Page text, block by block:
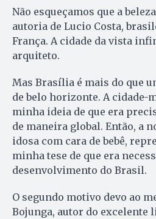
Não esqueçamos que a
autoria de Lucio Costa,
França. A cidade da vista
arquiteto.
Mas Brasília é mais do que
de belo horizonte. A cidade-
minha ideia de que era
de maneira global. Então, a
idosa com cara de bebê,
minha tese de que era
desenvolvimento do Brasil.
O segundo motivo devo ao
Bojunga, autor do excelente